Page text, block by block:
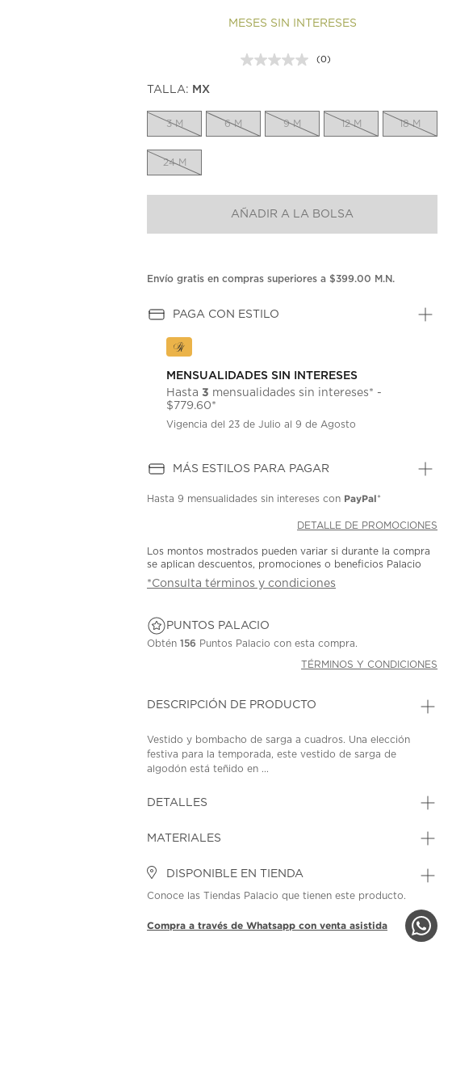
MESES SIN INTERESES
Sin
la
misma
(0)
TALLA: MX
3 M 6 M 9 M 12 M 18 M
24 M
AÑADIR A LA BOLSA
Envío gratis en compras superiores a $399.00 M.N.
PAGA CON ESTILO
MENSUALIDADES SIN INTERESES
Hasta3 mensualidades sin intereses* -
$779.60*
Vigencia del 23 de Julio al 9 de Agosto
MÁS ESTILOS PARA PAGAR
Hasta9 mensualidades sin intereses con PayPal*
DETALLE DE PROMOCIONES
Los montos mostrados pueden variar si durante la compra
se aplican descuentos, promociones o beneficios Palacio
*Consulta términos y condiciones
PUNTOS PALACIO
Obtén156 Puntos Palacio con esta compra.
TÉRMINOS Y CONDICIONES
DESCRIPCIÓN DE PRODUCTO
Vestido y bombacho de sarga a cuadros. Una elección
festiva para la temporada, este vestido de sarga de
algodón está teñido en ...
DETALLES
MATERIALES
DISPONIBLE EN TIENDA
Conoce las Tiendas Palacio que tienen este producto.
Compra a través de Whatsapp con venta asistida